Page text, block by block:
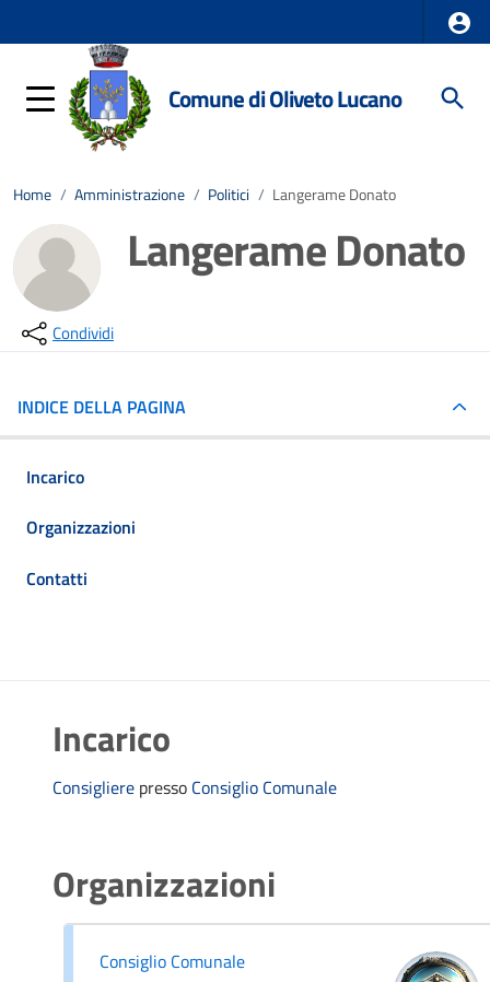
Comune di Oliveto Lucano
Home / Amministrazione / Politici / Langerame Donato
Langerame Donato
Condividi
INDICE DELLA PAGINA
Incarico
Organizzazioni
Contatti
Incarico
Consigliere presso Consiglio Comunale
Organizzazioni
Consiglio Comunale